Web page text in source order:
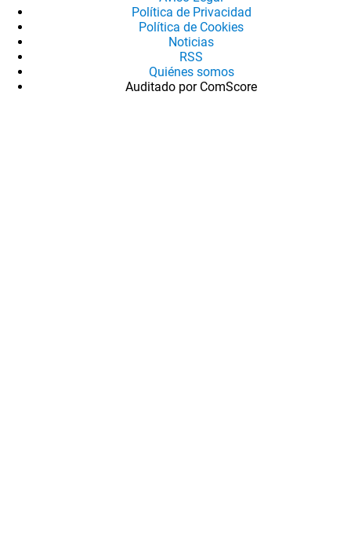
Política de Privacidad
Política de Cookies
Noticias
RSS
Quiénes somos
Auditado por ComScore